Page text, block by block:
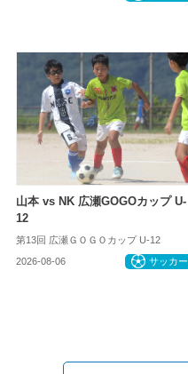
山本 vs NK 広瀬GOGOカップ U-
12
第13回 広瀬ＧＯＧＯカップ U-12
2026-08-06 サッカー